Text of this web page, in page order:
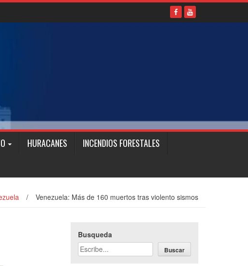
HURACANES
INCENDIOS FORESTALES
/ Venezuela: Más de 160 muertos tras violento sismos
Busqueda
Buscar